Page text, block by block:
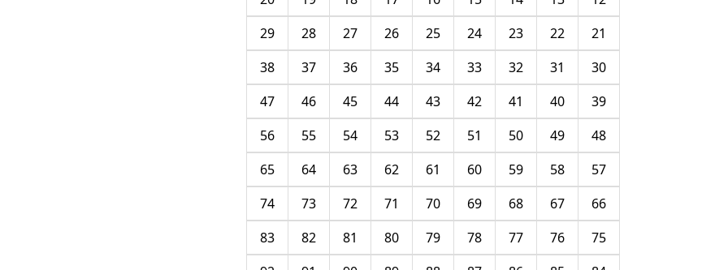
21
22
23
24
25
26
27
28
29
30
31
32
33
34
35
36
37
38
39
40
41
42
43
44
45
46
47
48
49
50
51
52
53
54
55
56
57
58
59
60
61
62
63
64
65
66
67
68
69
70
71
72
73
74
75
76
77
78
79
80
81
82
83